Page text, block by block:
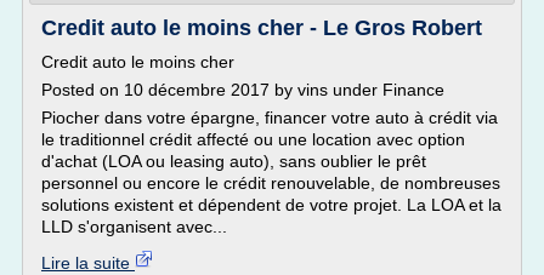
Credit auto le moins cher - Le Gros Robert
Credit auto le moins cher
Posted on 10 décembre 2017 by vins under Finance
Piocher dans votre épargne, financer votre auto à crédit via
le traditionnel crédit affecté ou une location avec option
d'achat (LOA ou leasing auto), sans oublier le prêt
personnel ou encore le crédit renouvelable, de nombreuses
solutions existent et dépendent de votre projet. La LOA et la
LLD s'organisent avec...
Lire la suite